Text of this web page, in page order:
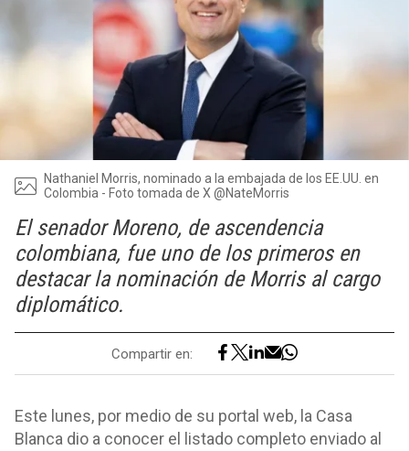
Nathaniel Morris, nominado a la embajada de los EE.UU. en
Colombia - Foto tomada de X @NateMorris
El senador Moreno, de ascendencia
colombiana, fue uno de los primeros en
destacar la nominación de Morris al cargo
diplomático.
Compartir en:
Este lunes, por medio de su portal web, la Casa
Blanca dio a conocer el listado completo enviado al